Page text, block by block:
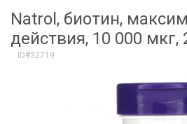
Natrol, биотин,
действия, 10 000 мкг,
ID#32719